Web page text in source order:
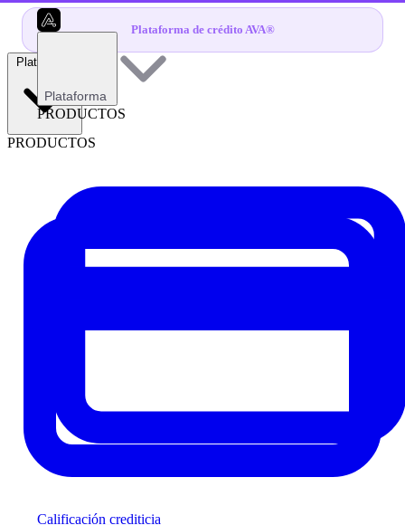
Plataforma de crédito AVA®
Plataforma
PRODUCTOS
Calificación crediticia
Plataforma
PRODUCTOS